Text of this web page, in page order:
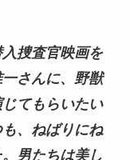
入捜査官映画を
さんに、野獣
てもらいたい
、ねばりにね
男たちは美し